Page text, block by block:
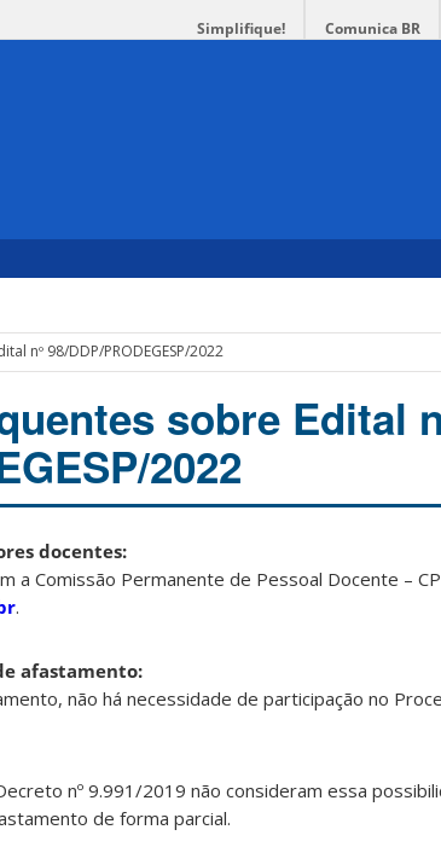
Simplifique! Comunica BR
nº 98/DDP/PRODEGESP/2022
sobre Edital
2022
docentes:
a Comissão Permanente de Pessoal Docente –
.
afastamento:
não há necessidade de participação no
nº 9.991/2019 não consideram essa
de forma parcial.